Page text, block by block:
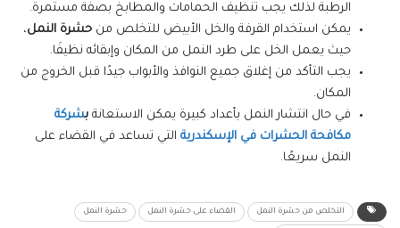
الرطبة لذلك يجب تنظيف الحمامات والمطابخ بصفة مستمرة.
يمكن استخدام القرفة والخل الأبيض للتخلص منحشرة النمل،
حيث يعمل الخل على طرد النمل من المكان وإبقائه نظيفَا.
يجب التأكد من إغلاق جميع النوافذ والأبواب جيدًا قبل الخروج من
المكان.
في حال انتشار النمل بأعداد كبيرة يمكن الاستعانة بشركة
مكافحة الحشرات في الإسكندرية التي تساعد في القضاء على
النمل سريعًا.
التخلص من حشرة النمل القضاء على حشرة النمل حشرة النمل